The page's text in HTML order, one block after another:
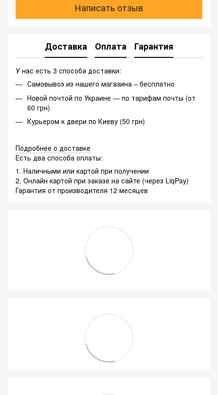
Написать отзыв
Доставка Оплата Гарантия
У нас есть 3 способа доставки:
Самовывоз из нашего магазина – бесплатно
Новой почтой по Украине — по тарифам почты (от
60 грн)
Курьером к двери по Киеву (50 грн)
Подробнее о доставке
Есть два способа оплаты:
1. Наличными или картой при получении
2. Онлайн картой при заказе на сайте (через LiqPay)
Гарантия от производителя 12 месяцев